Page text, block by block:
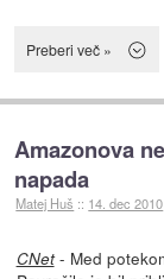
Preberi več »
Amazonova
napada
Matej Huš :: 14. dec 2010
CNet- Med